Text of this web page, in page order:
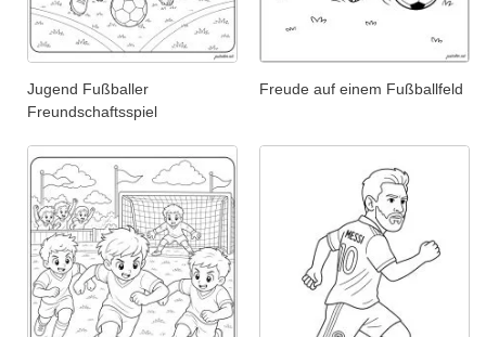
Jugend Fußballer
Freundschaftsspiel
Freude auf einem Fußballfeld